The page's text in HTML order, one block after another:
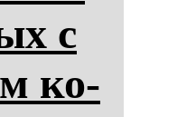
с
ко­